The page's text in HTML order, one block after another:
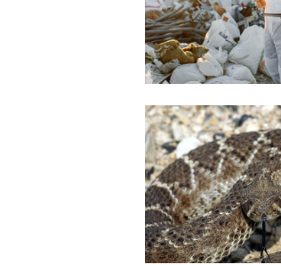
Image